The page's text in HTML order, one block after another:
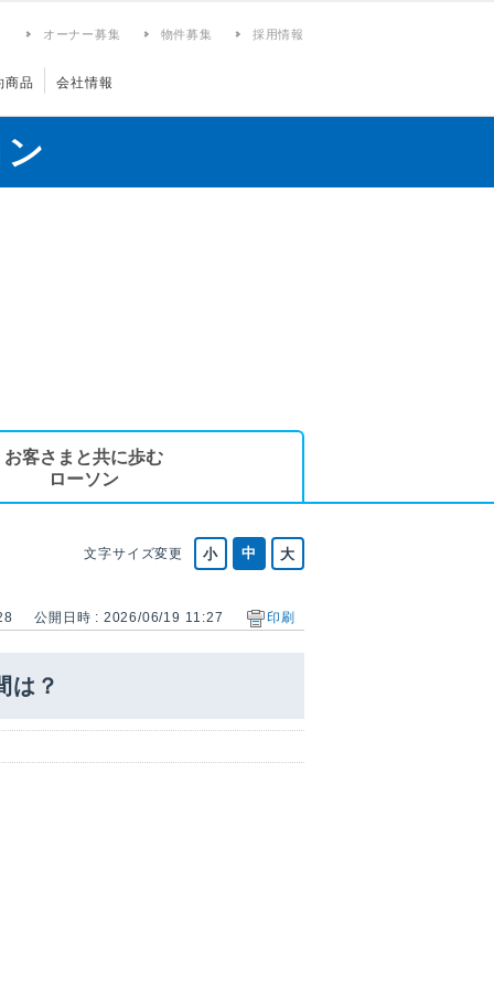
オーナー募集 物件募集 採用情報
商品 会社情報
お客さまと共に歩む
ローソン
文字サイズ変更
公開日時 : 2026/06/19 11:27 印刷
は？